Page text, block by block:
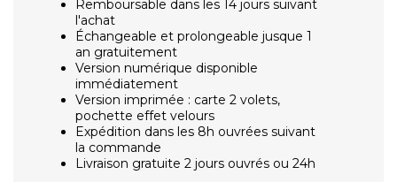
Remboursable dans les 14 jours suivant
l'achat
Échangeable et prolongeable jusque 1
an gratuitement
Version numérique disponible
immédiatement
Version imprimée : carte 2 volets,
pochette effet velours
Expédition dans les 8h ouvrées suivant
la commande
Livraison gratuite 2 jours ouvrés ou 24h